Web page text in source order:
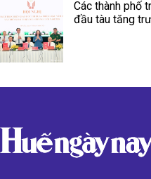
Các thành phố
đầu tàu tăng